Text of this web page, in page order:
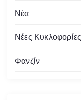
Νέα
Νέες Κυκλοφορίες
Φανζίν